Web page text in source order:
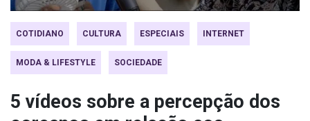
COTIDIANO CULTURA ESPECIAIS INTERNET
MODA & LIFESTYLE SOCIEDADE
5 vídeos sobre a percepção dos